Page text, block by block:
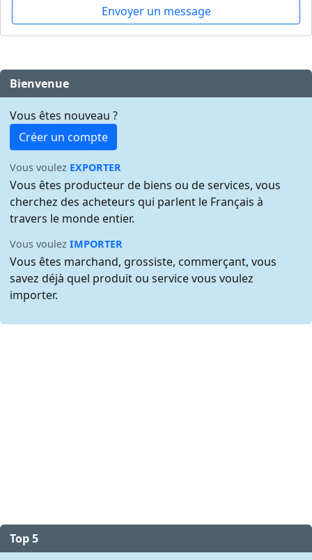
Envoyer un message
Bienvenue
Vous êtes nouveau ?
Créer un compte
Vous voulez EXPORTER
Vous êtes producteur de biens ou de services, vous
cherchez des acheteurs qui parlent le Français à
travers le monde entier.
Vous voulezIMPORTER
Vous êtes marchand, grossiste, commerçant, vous
savez déjà quel produit ou service vous voulez
importer.
Top 5